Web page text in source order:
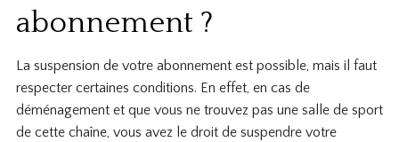
abonnement ?
La suspension de votre abonnement est possible, mais il faut
respecter certaines conditions. En effet, en cas de
déménagement et que vous ne trouvez pas une salle de sport
de cette chaîne, vous avez le droit de suspendre votre